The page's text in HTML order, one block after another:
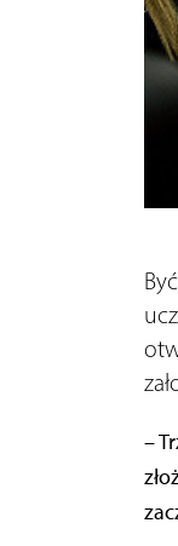
–